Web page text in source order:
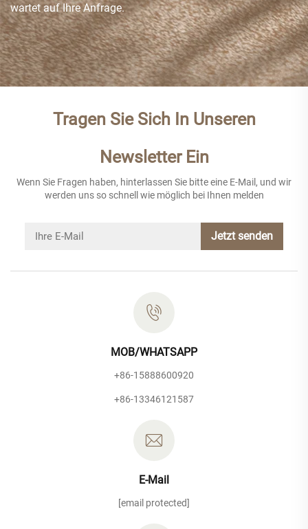
wartet auf Ihre Anfrage.
Tragen Sie Sich In Unseren
Newsletter Ein
Wenn Sie Fragen haben, hinterlassen Sie bitte eine E-Mail, und wir
werden uns so schnell wie möglich bei Ihnen melden
Jetzt senden
MOB/WHATSAPP
+86-15888600920
+86-13346121587
E-Mail
[email protected]